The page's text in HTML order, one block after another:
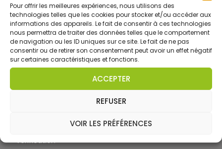
Pour offrir les meilleures expériences, nous utilisons des
technologies telles que les cookies pour stocker et/ou accéder aux
informations des appareils. Le fait de consentir à ces technologies
nous permettra de traiter des données telles que le comportement
de navigation ou les ID uniques sur ce site. Le fait de ne pas
consentir ou de retirer son consentement peut avoir un effet négatif
sur certaines caractéristiques et fonctions.
ACCEPTER
REFUSER
VOIR LES PRÉFÉRENCES
Habilitation électrique BF – HF – Fouilles
Habilitation électrique photovoltaïque BP
Habilitation électrique photovoltaïque BR PV
Formation TST- IEBAT – batterie
Habilitation électrique TST – IEVE
ÉCHAFAUDAGES
Vérification